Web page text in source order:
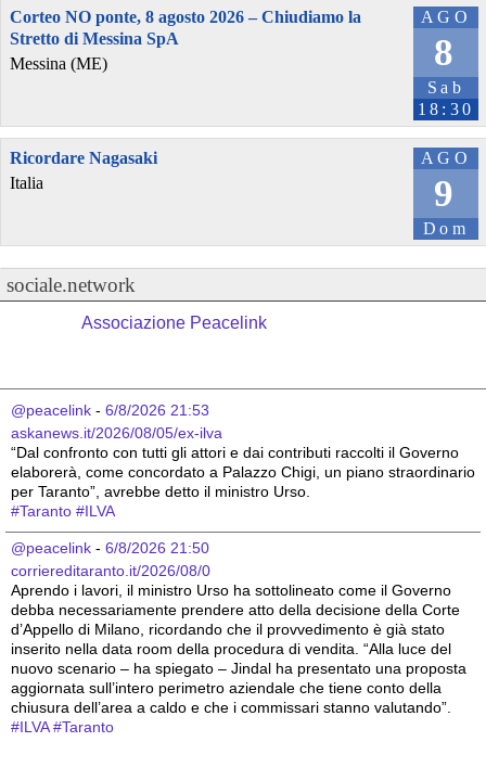
AGO
8
Sab
18:30
Corteo NO ponte, 8 agosto 2026 – Chiudiamo la
Stretto di Messina SpA
Messina (ME)
AGO
9
Dom
Ricordare Nagasaki
Italia
sociale.network
Associazione Peacelink
@peacelink - 6/8/2026 21:53
askanews.it/2026/08/05/ex-ilva
“Dal confronto con tutti gli attori e dai contributi raccolti il Governo
elaborerà, come concordato a Palazzo Chigi, un piano straordinario
per Taranto”, avrebbe detto il ministro Urso.
#Taranto #ILVA
@peacelink - 6/8/2026 21:50
corriereditaranto.it/2026/08/0
Aprendo i lavori, il ministro Urso ha sottolineato come il Governo
debba necessariamente prendere atto della decisione della Corte
d’Appello di Milano, ricordando che il provvedimento è già stato
inserito nella data room della procedura di vendita. “Alla luce del
nuovo scenario – ha spiegato – Jindal ha presentato una proposta
aggiornata sull’intero perimetro aziendale che tiene conto della
chiusura dell’area a caldo e che i commissari stanno valutando”.
#ILVA #Taranto